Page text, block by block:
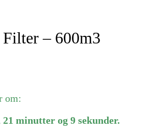
– 600m3
om:
21 minutter og 9 sekunder.